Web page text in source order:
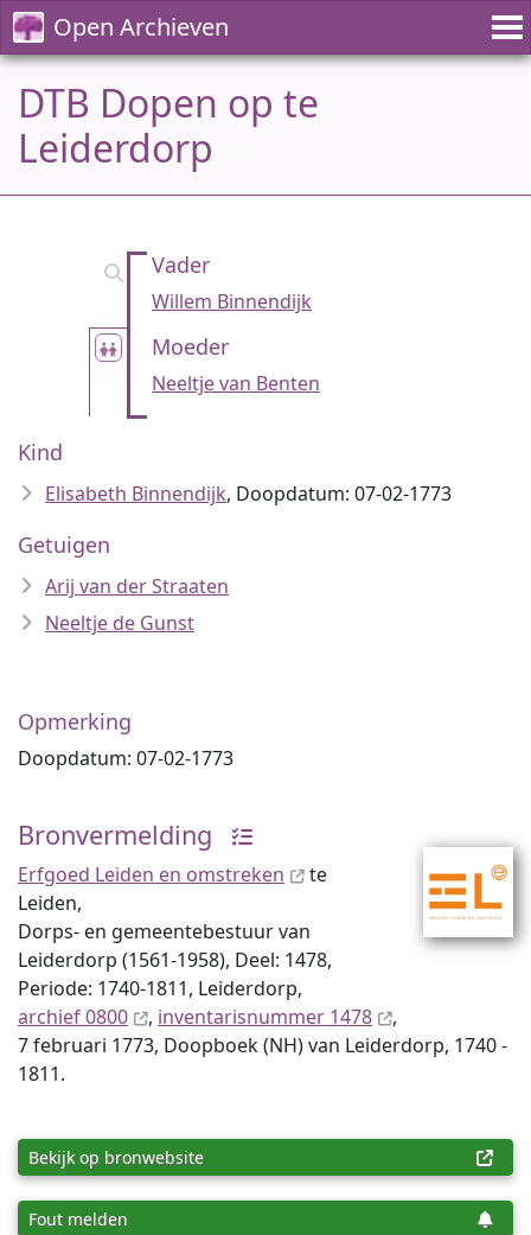
Open Archieven
DTB Dopen op te
Leiderdorp
Vader
Willem Binnendijk
Moeder
Neeltje van Benten
Kind
Elisabeth Binnendijk, Doopdatum: 07-02-1773
Getuigen
Arij van der Straaten
Neeltje de Gunst
Opmerking
Doopdatum: 07-02-1773
Bronvermelding
Erfgoed Leiden en omstreken
te
Leiden,
Dorps- en gemeentebestuur van
Leiderdorp (1561-1958), Deel: 1478,
Periode: 1740-1811, Leiderdorp,
archief 0800
, inventaris­num­mer 1478
,
7 februari 1773, Doopboek (NH) van Leiderdorp, 1740 -
1811.
Bekijk op bronwebsite
Fout melden